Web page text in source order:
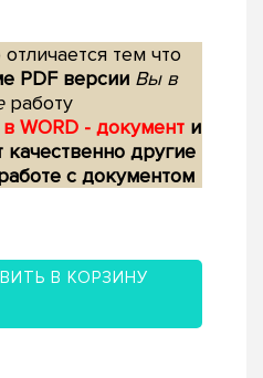
тем что
PDF версии Вы в
работу
WORD - документ и
качественно другие
с документом
В КОРЗИНУ